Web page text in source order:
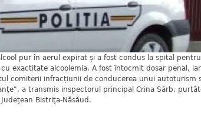
pur în aerul expirat și a fost condus la spital
exactitate alcoolemia. A fost întocmit dosar penal,
comiterii infracțiunii de conducerea unui autoturism
a transmis inspectorul principal Crina Sârb,
Judeţean Bistriţa-Năsăud.